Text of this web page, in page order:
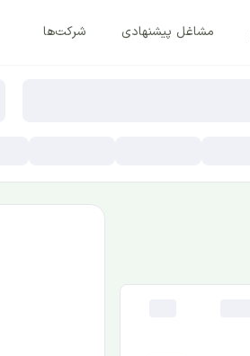
مشاغل پیشنهادی شرکت‌ها